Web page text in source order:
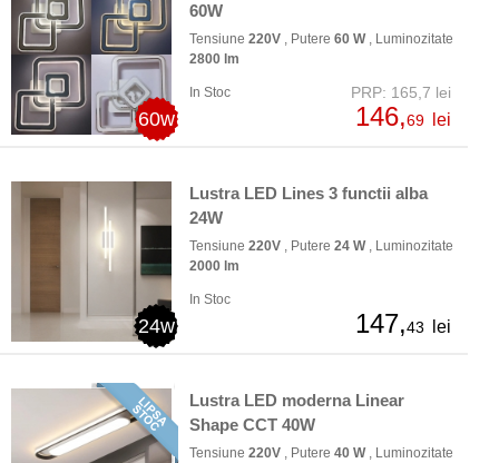
60w
60W
Tensiune 220V , Putere 60 W, Luminozitate
2800 lm
In Stoc PRP: 165,7 lei
146,69 lei
24w
Lustra LED Lines 3 functii alba
24W
Tensiune 220V , Putere 24 W, Luminozitate
2000 lm
In Stoc
147,43 lei
Lustra LED moderna Linear
Shape CCT 40W
Tensiune 220V , Putere 40 W, Luminozitate